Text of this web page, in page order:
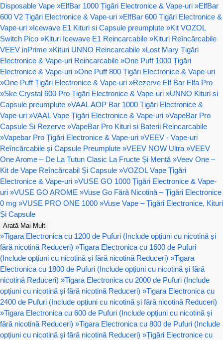
Disposable Vape »ElfBar 1000 Țigări Electronice & Vape-uri »ElfBar
600 V2 Țigări Electronice & Vape-uri »ElfBar 600 Țigări Electronice &
Vape-uri »Icewave E1 Kituri si Capsule preumplute »Kit VOZOL
Switch Pico »Kituri Icewave E1 Reincarcabile »Kituri Reîncărcabile
VEEV inPrime »Kituri UNNO Reincarcabile »Lost Mary Țigări
Electronice & Vape-uri Reincarcabile »One Puff 1000 Țigări
Electronice & Vape-uri »One Puff 800 Țigări Electronice & Vape-uri
»One Puff Țigări Electronice & Vape-uri »Rezerve Elf Bar Elfa Pro
»Ske Crystal 600 Pro Țigări Electronice & Vape-uri »UNNO Kituri si
Capsule preumplute »VAAL AOP Bar 1000 Țigări Electronice &
Vape-uri »VAAL Vape Țigări Electronice & Vape-uri »VapeBar Pro
Capsule Si Rezerve »VapeBar Pro Kituri si Baterii Reincarcabile
»Vapebar Pro Țigări Electronice & Vape-uri »VEEV - Vape-uri
Reîncărcabile și Capsule Preumplute »VEEV NOW Ultra »VEEV
One Arome – De La Tutun Clasic La Fructe Și Mentă »Veev One –
Kit de Vape Reîncărcabil Și Capsule »VOZOL Vape Țigări
Electronice & Vape-uri »VUSE GO 1000 Țigări Electronice & Vape-
uri »VUSE GO AROME »Vuse Go Fără Nicotină – Țigări Electronice
0 mg »VUSE PRO ONE 1000 »Vuse Vape – Țigări Electronice, Kituri
Și Capsule
Arată Mai Mult
»Tigara Electronica cu 1200 de Pufuri (Include opțiuni cu nicotină și
fără nicotină Reduceri) »Tigara Electronica cu 1600 de Pufuri
(Include opțiuni cu nicotină și fără nicotină Reduceri) »Tigara
Electronica cu 1800 de Pufuri (Include opțiuni cu nicotină și fără
nicotină Reduceri) »Tigara Electronica cu 2000 de Pufuri (Include
opțiuni cu nicotină și fără nicotină Reduceri) »Tigara Electronica cu
2400 de Pufuri (Include opțiuni cu nicotină și fără nicotină Reduceri)
»Tigara Electronica cu 600 de Pufuri (Include opțiuni cu nicotină și
fără nicotină Reduceri) »Tigara Electronica cu 800 de Pufuri (Include
opțiuni cu nicotină și fără nicotină Reduceri) »Țigări Electronice cu